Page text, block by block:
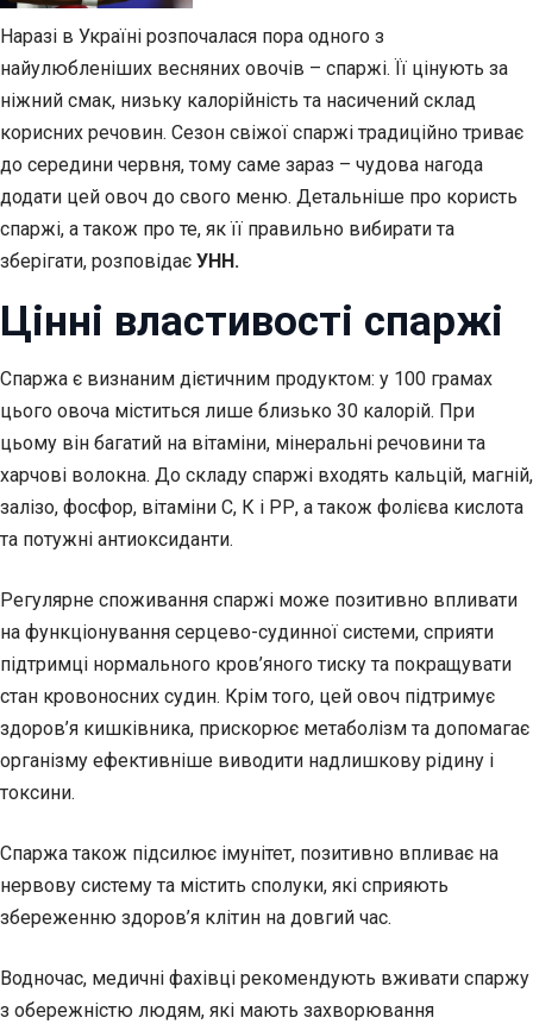
Наразі в Україні розпочалася пора одного з
найулюбленіших весняних овочів – спаржі. Її цінують за
ніжний смак, низьку калорійність та насичений склад
корисних речовин. Сезон свіжої спаржі традиційно триває
до середини червня, тому саме зараз – чудова нагода
додати цей овоч до свого меню. Детальніше про користь
спаржі, а також про те, як її правильно вибирати та
зберігати, розповідає УНН.
Цінні властивості спаржі
Спаржа є визнаним дієтичним продуктом: у 100 грамах
цього овоча міститься лише близько 30 калорій. При
цьому він багатий на вітаміни, мінеральні речовини та
харчові волокна. До складу спаржі входять кальцій, магній,
залізо, фосфор, вітаміни С, К і РР, а також фолієва кислота
та потужні антиоксиданти.
Регулярне споживання спаржі може позитивно впливати
на функціонування серцево-судинної системи, сприяти
підтримці нормального кров’яного тиску та покращувати
стан кровоносних судин. Крім того, цей овоч підтримує
здоров’я кишківника, прискорює метаболізм та допомагає
організму ефективніше виводити надлишкову рідину і
токсини.
Спаржа також підсилює імунітет, позитивно впливає на
нервову систему та містить сполуки, які сприяють
збереженню здоров’я клітин на довгий час.
Водночас, медичні фахівці рекомендують вживати спаржу
з обережністю людям, які мають захворювання